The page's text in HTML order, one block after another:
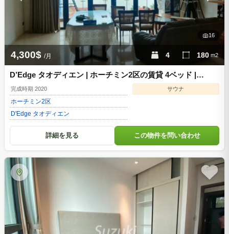
16
D’Edge タオディエン | ホーチミン2区の賃貸 4ベッド |
DE059996
完成時期 2020
ホーチミン2区
D'Edge タオディエン
サウナ
4 180 m2
4,300$ /月
詳細を見る この物件を問い合わせ